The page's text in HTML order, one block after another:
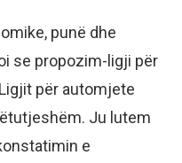
punë dhe
se propozim-ligji për
për automjete
Ju lutem
e